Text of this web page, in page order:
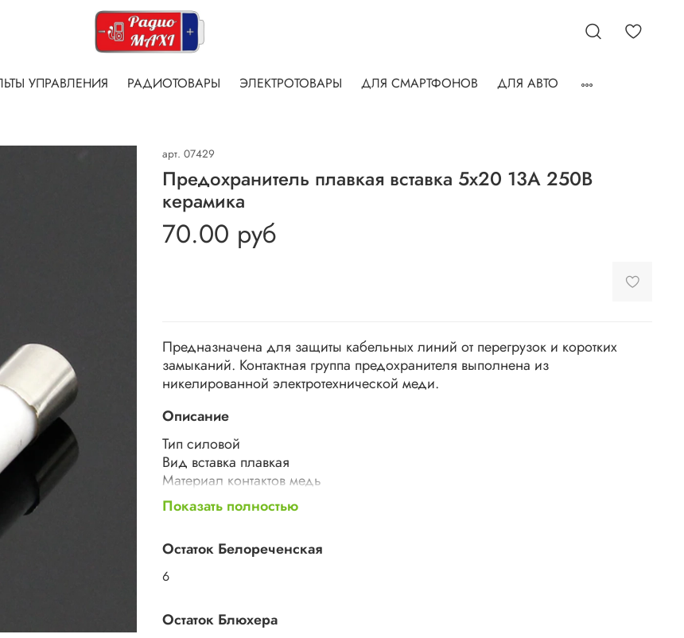
УПРАВЛЕНИЯ РАДИОТОВАРЫ ЭЛЕКТРОТОВАРЫ ДЛЯ СМАРТФОНОВ
ДЛЯ АВТО
арт. 07429
Предохранитель плавкая вставка 5х20 13А 250В
керамика
70.00 руб
Предназначена для защиты кабельных линий от перегрузок и коротких
замыканий. Контактная группа предохранителя выполнена из
никелированной электротехнической меди.
Описание
Тип силовой
Вид вставка плавкая
Материал контактов медь
Номинальное напряжение 250 В
20х5 мм
Ширина 5 мм
Высота 20 мм
Показать полностью
Остаток Белореченская
6
Остаток Блюхера